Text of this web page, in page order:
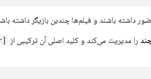
داشته باشند و فیلم‌ها چندین بازیگر داشته
را مدیریت می‌کند و کلید اصلی آن ترکیبی از [movie, actor]